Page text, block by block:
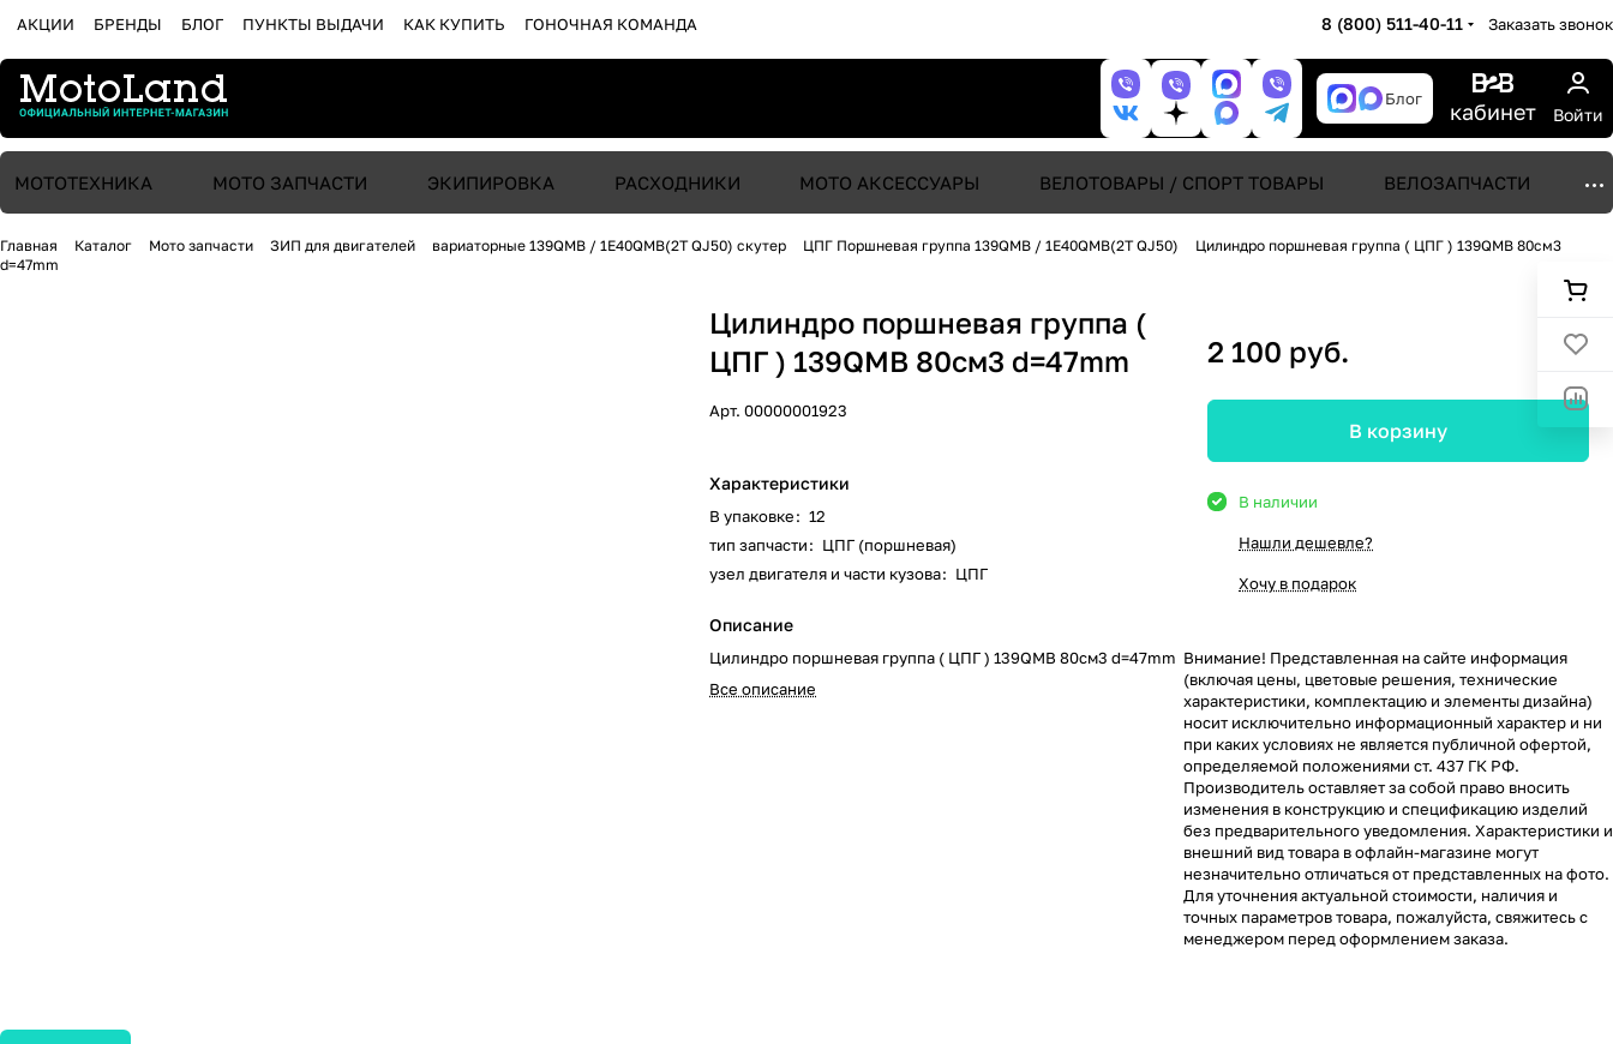
АКЦИИ БРЕНДЫ БЛОГ ПУНКТЫ ВЫДАЧИ КАК КУПИТЬ ГОНОЧНАЯ КОМАНДА 8 (800) 511-40-11 Заказать звонок
Блог кабинет Войти
МОТОТЕХНИКА МОТО ЗАПЧАСТИ ЭКИПИРОВКА РАСХОДНИКИ МОТО АКСЕССУАРЫ ВЕЛОТОВАРЫ / СПОРТ ТОВАРЫ ВЕЛОЗАПЧАСТИ
Главная Каталог Мото запчасти ЗИП для двигателей вариаторные 139QMB / 1E40QMB(2T QJ50) скутер ЦПГ Поршневая группа 139QMB / 1E40QMB(2T QJ50)
Цилиндро поршневая группа ( ЦПГ ) 139QMB 80см3
d=47mm
Цилиндро поршневая группа (
ЦПГ ) 139QMB 80см3 d=47mm
Арт.00000001923
Характеристики
В упаковке: 12
тип запчасти: ЦПГ (поршневая)
узел двигателя и части кузова: ЦПГ
Описание
Цилиндро поршневая группа ( ЦПГ ) 139QMB 80см3 d=47mm
Все описание
2 100 руб.
В корзину
В наличии
Нашли дешевле?
Хочу в подарок
Внимание! Представленная на сайте информация
(включая цены, цветовые решения, технические
характеристики, комплектацию и элементы дизайна)
носит исключительно информационный характер и ни
при каких условиях не является публичной офертой,
определяемой положениями ст. 437 ГК РФ.
Производитель оставляет за собой право вносить
изменения в конструкцию и спецификацию изделий
без предварительного уведомления. Характеристики и
внешний вид товара в офлайн-магазине могут
незначительно отличаться от представленных на фото.
Для уточнения актуальной стоимости, наличия и
точных параметров товара, пожалуйста, свяжитесь с
менеджером перед оформлением заказа.